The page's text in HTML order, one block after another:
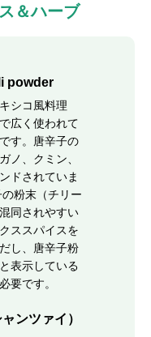
＆ハーブ
powder
シコ風料理
広く使われて
す。唐辛子の
ノ、クミン、
ドされていま
粉末（チリー
同されやすい
ススパイスを
し、唐辛子粉
表示している
要です。
ンツァイ）